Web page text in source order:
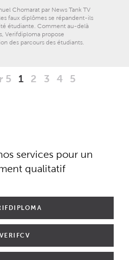
Chomarat par News Tank TV
faux diplômes se répandent-ils
étudiante. Comment au-delà
Verifdiploma propose
des parcours des étudiants.
5 1 2 3 4 5
services pour un
qualitatif
VERIFCV